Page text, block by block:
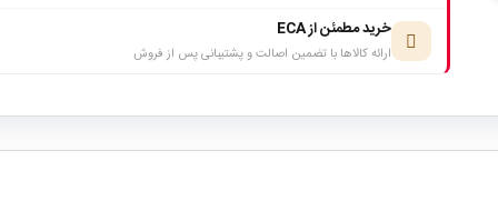
خرید مطمئن از ECA
ارائه کالاها با تضمین اصالت و پشتیبانی پس از فروش